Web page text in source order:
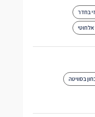
בחדר
בסוויטה